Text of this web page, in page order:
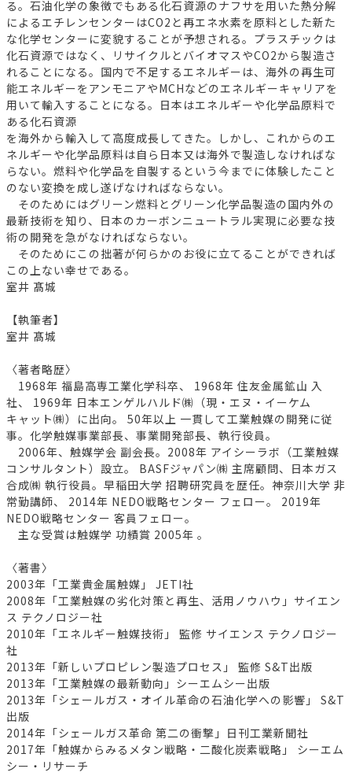
る。石油化学の象徴でもある化石資源のナフサを用いた熱分解
によるエチレンセンターはCO2と再エネ水素を原料とした新た
な化学センターに変貌することが予想される。プラスチックは
化石資源ではなく、リサイクルとバイオマスやCO2から製造さ
れることになる。国内で不足するエネルギーは、海外の再生可
能エネルギーをアンモニアやMCHなどのエネルギーキャリアを
用いて輸入することになる。日本はエネルギーや化学品原料で
ある化石資源
を海外から輸入して高度成長してきた。しかし、これからのエ
ネルギーや化学品原料は自ら日本又は海外で製造しなければな
らない。燃料や化学品を自製するという今までに体験したこと
のない変換を成し遂げなければならない。
そのためにはグリーン燃料とグリーン化学品製造の国内外の
最新技術を知り、日本のカーボンニュートラル実現に必要な技
術の開発を急がなければならない。
そのためにこの拙著が何らかのお役に立てることができれば
この上ない幸せである。
室井 髙城
【執筆者】
室井 髙城
〈著者略歴〉
1968年 福島高専工業化学科卒、 1968年 住友金属鉱山 入
社、 1969年 日本エンゲルハルド㈱（現・エヌ・イーケム
キャット㈱）に出向。 50年以上 一貫して工業触媒の開発に従
事。化学触媒事業部長、事業開発部長、執行役員。
2006年、触媒学会 副会長。2008年 アイシーラボ（工業触媒
コンサルタント）設立。 BASFジャパン㈱ 主席顧問、日本ガス
合成㈱ 執行役員。早稲田大学 招聘研究員を歴任。神奈川大学 非
常勤講師、 2014年 NEDO戦略センター フェロー。 2019年
NEDO戦略センター 客員フェロー。
主な受賞は触媒学 功績賞 2005年 。
〈著書〉
2003年「工業貴金属触媒」 JETI社
2008年「工業触媒の劣化対策と再生、活用ノウハウ」サイエン
ス テクノロジー社
2010年「エネルギー触媒技術」 監修 サイエンス テクノロジー
社
2013年「新しいプロピレン製造プロセス」 監修 S&T出版
2013年「工業触媒の最新動向」シーエムシー出版
2013年「シェールガス・オイル革命の石油化学への影響」 S&T
出版
2014年「シェールガス革命 第二の衝撃」日刊工業新聞社
2017年「触媒からみるメタン戦略・二酸化炭素戦略」 シーエム
シー・リサーチ